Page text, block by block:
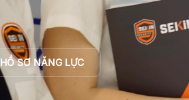
HỒ SƠ NĂNG LỰC